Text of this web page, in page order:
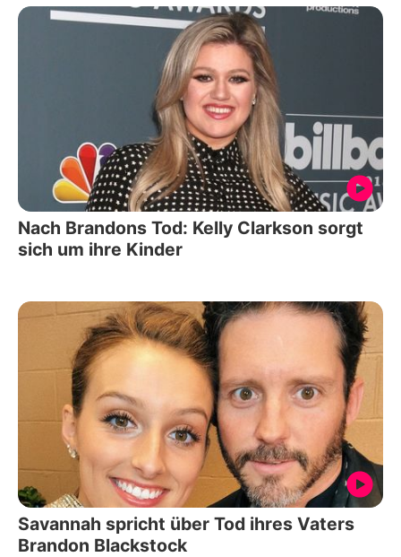
Nach Brandons Tod: Kelly Clarkson sorgt
sich um ihre Kinder
Savannah spricht über Tod ihres Vaters
Brandon Blackstock